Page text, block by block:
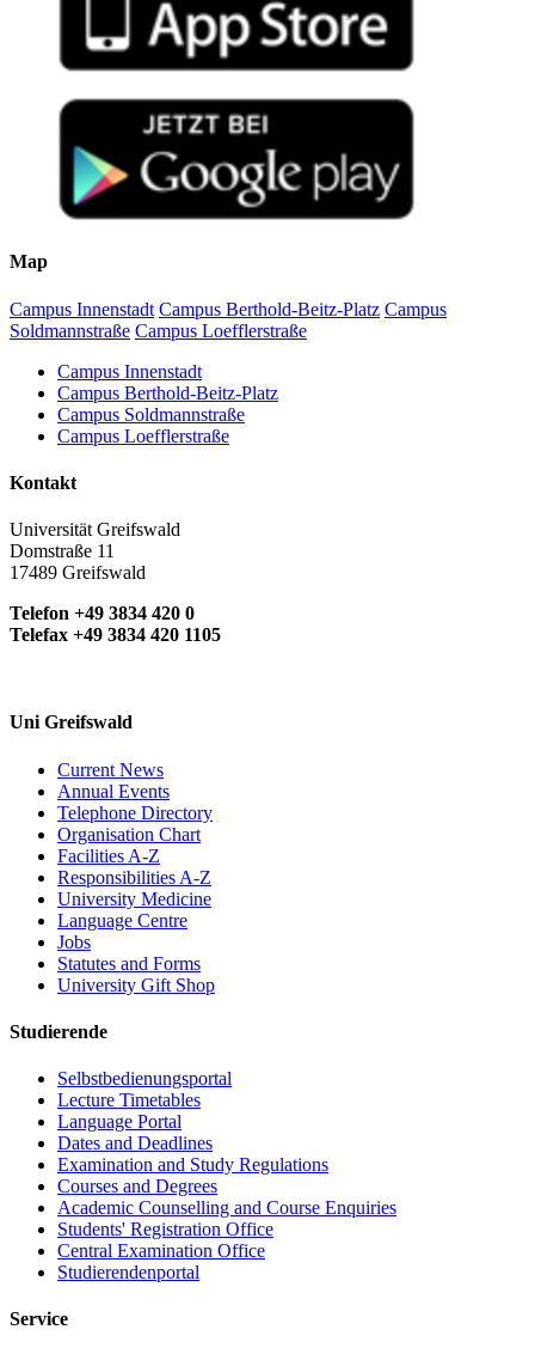
Map
Campus Innenstadt Campus Berthold-Beitz-Platz Campus
Soldmannstraße Campus Loefflerstraße
Campus Innenstadt
Campus Berthold-Beitz-Platz
Campus Soldmannstraße
Campus Loefflerstraße
Kontakt
Universität Greifswald
Domstraße 11
17489 Greifswald
Telefon +49 3834 420 0
Telefax +49 3834 420 1105
Uni Greifswald
Current News
Annual Events
Telephone Directory
Organisation Chart
Facilities A-Z
Responsibilities A-Z
University Medicine
Language Centre
Jobs
Statutes and Forms
University Gift Shop
Studierende
Selbstbedienungsportal
Lecture Timetables
Language Portal
Dates and Deadlines
Examination and Study Regulations
Courses and Degrees
Academic Counselling and Course Enquiries
Students' Registration Office
Central Examination Office
Studierendenportal
Service